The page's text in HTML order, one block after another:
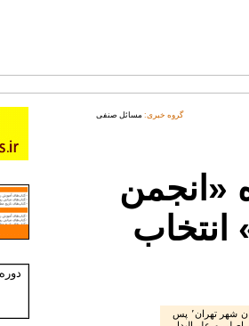
گروه خبری: مسائل صنفی
«انجمن
انتخاب
در اولین جلسه مجمع عمومی انجمن صنفی خبرنگاران شهر تهران٬ پس